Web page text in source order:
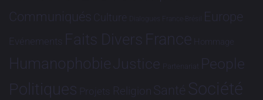
Communiqués Culture Dialogues France-Brésil Europe
Evénements Faits Divers France Hommage
HumanophobieJustice Partenariat People
Politiques Projets Religion Santé Société